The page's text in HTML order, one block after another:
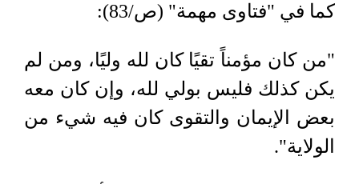
كما في "فتاوى مهمة" (ص/83):
"من كان مؤمناً تقيًا كان لله وليًا، ومن لم
يكن كذلك فليس بولي لله، وإن كان معه
بعض الإيمان والتقوى كان فيه شيء من
الولاية".